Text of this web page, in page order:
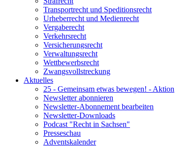
Transportrecht und Speditionsrecht
Urheberrecht und Medienrecht
Vergaberecht
Verkehrsrecht
Versicherungsrecht
Verwaltungsrecht
Wettbewerbsrecht
Zwangsvollstreckung
Aktuelles
25 - Gemeinsam etwas bewegen! - Aktion
Newsletter abonnieren
Newsletter-Abonnement bearbeiten
Newsletter-Downloads
Podcast "Recht in Sachsen"
Presseschau
Adventskalender